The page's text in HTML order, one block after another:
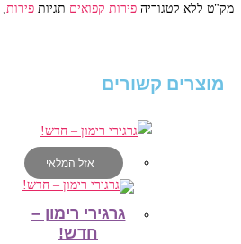
מק"טללא קטגוריה פירות קפואים תגיות פירות,
מוצרים קשורים
אזל המלאי
גרגירי רימון –
חדש!